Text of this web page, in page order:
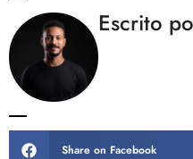
Escrito
Share on Facebook